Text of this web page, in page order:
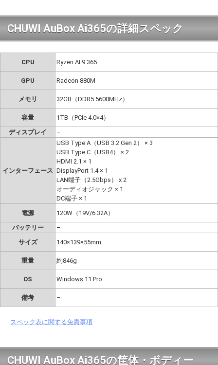
CHUWI AuBox Ai365の詳細スペック
CPU Ryzen AI 9 365
GPU Radeon 880M
メモリ 32GB（DDR5 5600MHz）
容量
1TB（PCIe 4.0×4）
ディスプレイ
–
インターフェース
USB Type A（USB 3.2 Gen 2） × 3
USB Type C（USB4） × 2
HDMI 2.1 × 1
DisplayPort 1.4 × 1
LAN端子（2.5Gbps） x 2
オーディオジャック × 1
DC端子 × 1
電源
120W（19V/6.32A）
バッテリー
–
サイズ
140×139×55mm
重量 約846g
OS Windows 11 Pro
備考 –
スペック表に関する免責事項
CHUWI AuBox Ai365の筐体・ボディー